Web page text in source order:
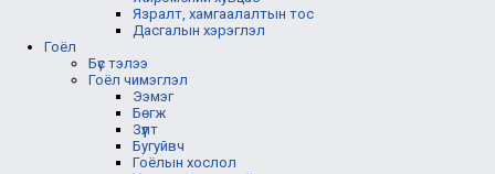
Язралт, хамгаалалтын тос
Дасгалын хэрэглэл
Гоёл
Бүс тэлээ
Гоёл чимэглэл
Ээмэг
Бөгж
Зүүлт
Бугуйвч
Гоёлын хослол